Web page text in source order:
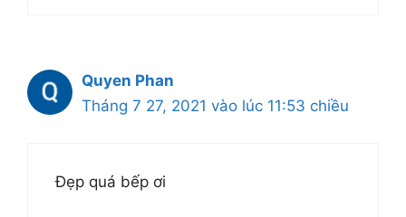
Quyen Phan
Tháng 7 27, 2021 vào lúc 11:53 chiều
Đẹp quá bếp ơi